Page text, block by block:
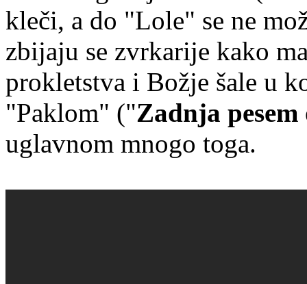
kleči, a do "Lole" se ne
zbijaju se zvrkarije kako
prokletstva i Božje šale u
"Paklom" ("Zadnja pesem
uglavnom mnogo toga.